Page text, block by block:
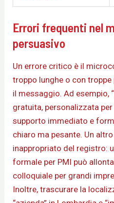
Errori frequenti nel
persuasivo
Un errore critico è il
troppo lunghe o con
il messaggio. Ad esempio,
gratuita, personalizzata
supporto immediato e
chiaro ma pesante. Un altro
inappropriato del registro:
formale per PMI può
colloquiale per grandi
Inoltre, trascurare la